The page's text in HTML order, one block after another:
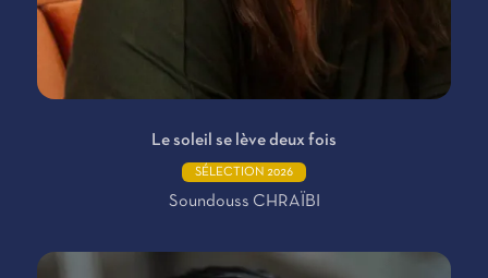
Le soleil se lève deux fois
SÉLECTION 2026
Soundouss CHRAÏBI